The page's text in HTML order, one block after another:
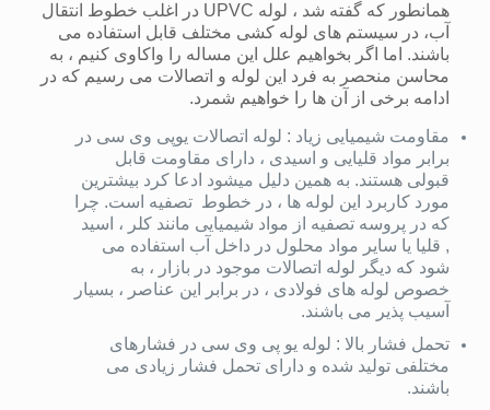
همانطور که گفته شد ، لوله UPVC در اغلب خطوط انتقال
آب، در سیستم های لوله کشی مختلف قابل استفاده می
باشند. اما اگر بخواهیم علل این مساله را واکاوی کنیم ، به
محاسن منحصر به فرد این لوله و اتصالات می رسیم که در
ادامه برخی از آن ها را خواهیم شمرد.
مقاومت شیمیایی زیاد : لوله اتصالات یوپی وی سی در
برابر مواد قلیایی و اسیدی ، دارای مقاومت قابل
قبولی هستند. به همین دلیل میشود ادعا کرد بیشترین
مورد کاربرد این لوله ها ، در خطوط تصفیه است. چرا
که در پروسه تصفیه از مواد شیمیایی مانند کلر ، اسید
, قلیا یا سایر مواد محلول در داخل آب استفاده می
شود که دیگر لوله اتصالات موجود در بازار ، به
خصوص لوله های فولادی ، در برابر این عناصر ، بسیار
آسیب پذیر می باشند.
تحمل فشار بالا : لوله یو پی وی سی در فشارهای
مختلفی تولید شده و دارای تحمل فشار زیادی می
باشند.